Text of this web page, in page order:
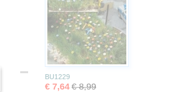
BU1229
€ 7,64 € 8,99